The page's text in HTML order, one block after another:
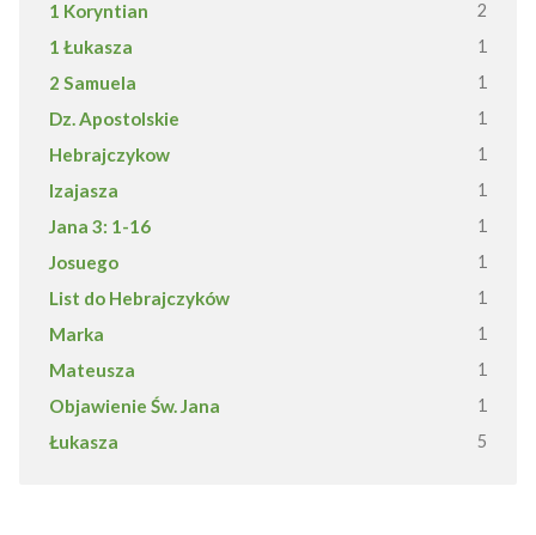
1 Koryntian 2
1 Łukasza 1
2 Samuela 1
Dz. Apostolskie 1
Hebrajczykow 1
Izajasza 1
Jana 3: 1-16 1
Josuego 1
List do Hebrajczyków 1
Marka 1
Mateusza 1
Objawienie Św. Jana 1
Łukasza 5